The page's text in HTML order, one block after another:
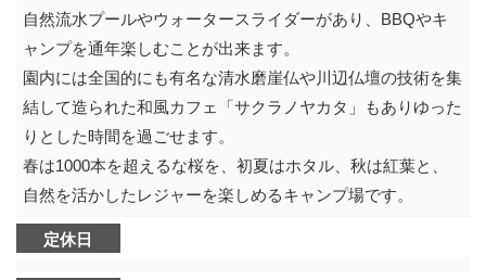
自然流水プールやウォータースライダーがあり、BBQやキ
ャンプを通年楽しむことが出来ます。
園内には全国的にも有名な清水磨崖仏や川辺仏壇の技術を集
結して造られた和風カフェ「サクラノヤカタ」もありゆった
りとした時間を過ごせます。
春は1000本を超えるな桜を、初夏はホタル、秋は紅葉と、
自然を活かしたレジャーを楽しめるキャンプ場です。
定休日